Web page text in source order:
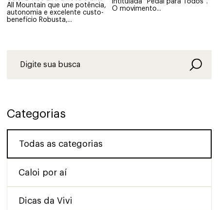
All Mountain que une potência,
autonomia e excelente custo-
benefício Robusta,...
intitulada “Pedal para Todos”.
O movimento...
Categorias
Todas as categorias
Caloi por aí
Dicas da Vivi